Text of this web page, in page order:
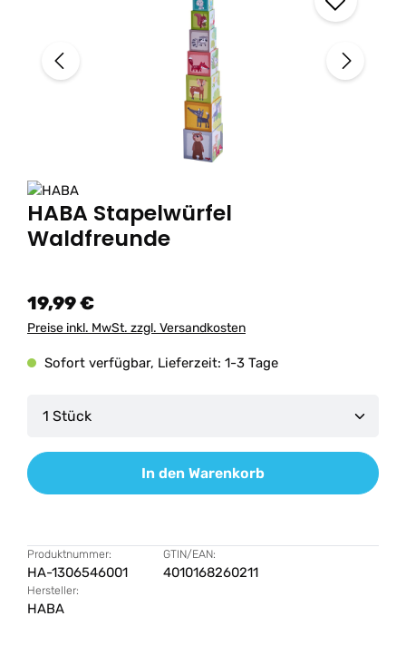
HABA Stapelwürfel
Waldfreunde
19,99 €
Preise inkl. MwSt. zzgl. Versandkosten
Sofort verfügbar, Lieferzeit: 1-3 Tage
Produkt Anzahl: Gib den gewünschten Wert
In den Warenkorb
Produktnummer:
HA-1306546001
GTIN/EAN:
4010168260211
Hersteller:
HABA